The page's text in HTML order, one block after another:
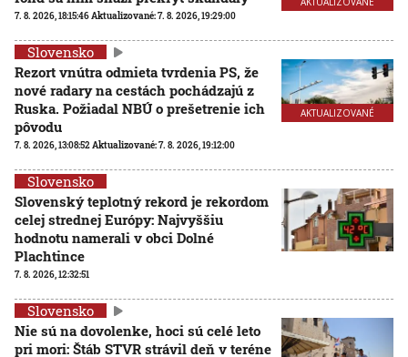
7. 8. 2026, 18:15:46Aktualizované:7. 8. 2026, 19:29:00
AKTUALIZOVANÉ
Slovensko
Rezort vnútra odmieta tvrdenia PS, že
nové radary na cestách pochádzajú z
Ruska. Požiadal NBÚ o prešetrenie ich
pôvodu
7. 8. 2026, 13:08:52Aktualizované:7. 8. 2026, 19:12:00
Slovensko
Slovenský teplotný rekord je rekordom
celej strednej Európy: Najvyššiu
hodnotu namerali v obci Dolné
Plachtince
7. 8. 2026, 12:32:51
Slovensko
Nie sú na dovolenke, hoci sú celé leto
pri mori: Štáb STVR strávil deň v teréne